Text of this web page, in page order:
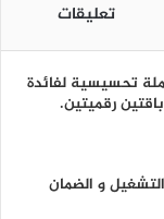
تعليقات
تحسيسية لفائدة
رقميتين.
و الضمان